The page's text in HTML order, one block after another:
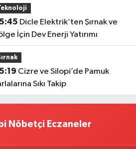
İçin Dev Enerji Yatırımı
Sıkı Takip
Nöbetçi Eczaneler